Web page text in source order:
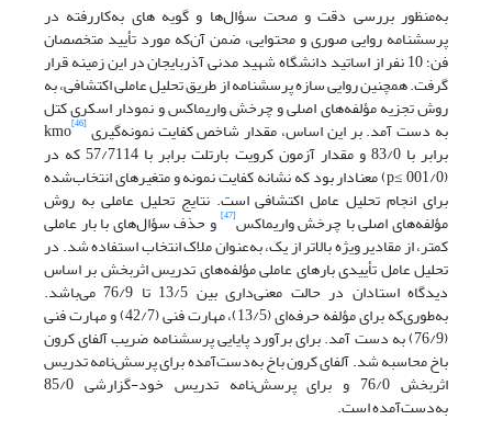
به‌منظور بررسی دقت و صحت سؤال‌ها و گویه های به‌کاررفته در
پرسشنامه روایی صوری و محتوایی، ضمن آن‌که مورد تأیید متخصصان
فن؛ 10 نفر از اساتید دانشگاه شهید مدنی آذربایجان در این زمینه قرار
گرفت. همچنین روایی سازه پرسشنامه از طریق تحلیل عاملی اکتشافی، به
روش تجزیه مؤلفه‌های اصلی و چرخش واریماکس و نمودار اسکری کتل
به دست آمد. بر این اساس، مقدار شاخص کفایت نمونه‌گیری kmo [46]
برابر با 83/0 و مقدار آزمون کرویت بارتلت برابر با 57/7114 که در
(001/0 ≥p) معنادار بود که نشانه کفایت نمونه و متغیرهای انتخاب‌شده
برای انجام تحلیل عامل اکتشافی است. نتایج تحلیل عاملی به روش
مؤلفه‌های اصلی با چرخش واریماکس[47] و حذف سؤال‌های با بار عاملی
کمتر، از مقادیر ویژه بالاتر از یک، به‌عنوان ملاک انتخاب استفاده شد. در
تحلیل عامل تأییدی بارهای عاملی مؤلفه‌های تدریس اثربخش بر اساس
دیدگاه استادان در حالت معنی‌داری بین 13/5 تا 76/9 می‌باشد.
به‌طوری‌که برای مؤلفه حرفه‌ای (13/5)، مهارت فنی (42/7) و مهارت فنی
(76/9) به دست آمد. برای برآورد پایایی پرسشنامه ضریب آلفای کرون
باخ محاسبه شد. آلفای کرون باخ به‌دست‌آمده برای پرسش‌نامه تدریس
اثربخش 76/0 و برای پرسش‌نامه تدریس خود-گزارشی 85/0
به‌دست‌آمده است.